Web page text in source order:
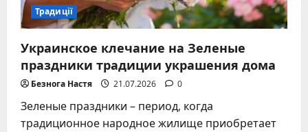
Традиції
Украинское клечание на Зеленые
праздники традиции украшения дома
Безнога Настя 21.07.2026 0
Зеленые праздники – период, когда
традиционное народное жилище приобретает